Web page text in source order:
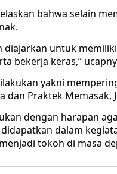
bahwa selain
diajarkan untuk
bekerja keras,”
yakni
dan Praktek Memasak,
dengan harapan
dalam
tokoh di masa